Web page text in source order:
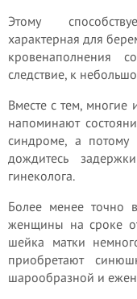
Этому
характерная для
кровенаполнения
следствие, к
Вместе с тем,
напоминают
синдроме, а потому
дождитесь
гинеколога.
Более менее точно
женщины на сроке
шейка матки
приобретают
шарообразной и